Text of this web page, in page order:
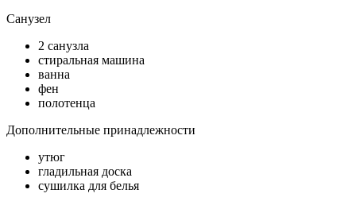
Санузел
2 санузла
стиральная машина
ванна
фен
полотенца
Дополнительные принадлежности
утюг
гладильная доска
сушилка для белья